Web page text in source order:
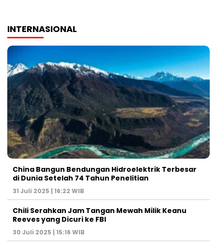
INTERNASIONAL
China Bangun Bendungan Hidroelektrik Terbesar
di Dunia Setelah 74 Tahun Penelitian
31 Juli 2025 | 16:22 WIB
Chili Serahkan Jam Tangan Mewah Milik Keanu
Reeves yang Dicuri ke FBI
30 Juli 2025 | 15:16 WIB